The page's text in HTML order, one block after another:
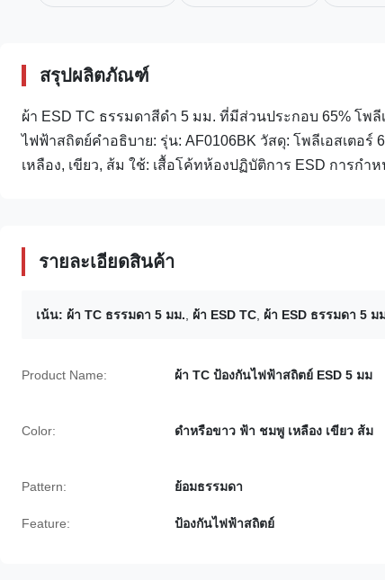
สรุปผลิตภัณฑ์
ผ้า ESD TC ธรรมดาสีดำ 5 มม. ที่มีส่วนประกอบ 65% โพ
ไฟฟ้าสถิตย์คำอธิบาย: รุ่น: AF0106BK วัสดุ: โพลีเอสเตอร์
เหลือง, เขียว, ส้ม ใช้: เสื้อโค้ทห้องปฏิบัติการ ESD การกำห
รายละเอียดสินค้า
เน้น: ผ้า TC ธรรมดา 5 มม. ผ้า ESD TC ผ้า ESD ธรรมดา 5 ม
Product Name: ผ้า TC ป้องกันไฟฟ้าสถิตย์ ESD 5 มม
Color: ดำหรือขาว ฟ้า ชมพู เหลือง เขียว ส้ม
Pattern: ย้อมธรรมดา
Feature: ป้องกันไฟฟ้าสถิตย์